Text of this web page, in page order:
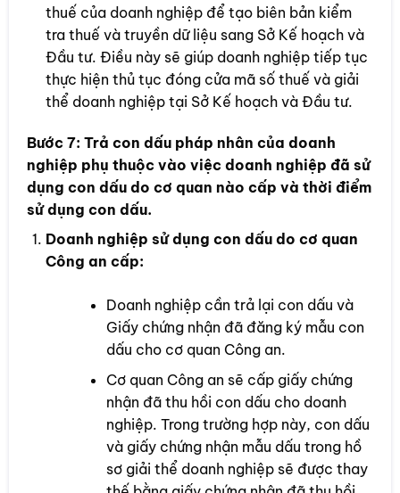
thuế của doanh nghiệp để tạo biên bản kiểm
tra thuế và truyền dữ liệu sang Sở Kế hoạch và
Đầu tư. Điều này sẽ giúp doanh nghiệp tiếp tục
thực hiện thủ tục đóng cửa mã số thuế và giải
thể doanh nghiệp tại Sở Kế hoạch và Đầu tư.
Bước 7: Trả con dấu pháp nhân của doanh
nghiệp phụ thuộc vào việc doanh nghiệp đã sử
dụng con dấu do cơ quan nào cấp và thời điểm
sử dụng con dấu.
Doanh nghiệp sử dụng con dấu do cơ quan
Công an cấp:
Doanh nghiệp cần trả lại con dấu và
Giấy chứng nhận đã đăng ký mẫu con
dấu cho cơ quan Công an.
Cơ quan Công an sẽ cấp giấy chứng
nhận đã thu hồi con dấu cho doanh
nghiệp. Trong trường hợp này, con dấu
và giấy chứng nhận mẫu dấu trong hồ
sơ giải thể doanh nghiệp sẽ được thay